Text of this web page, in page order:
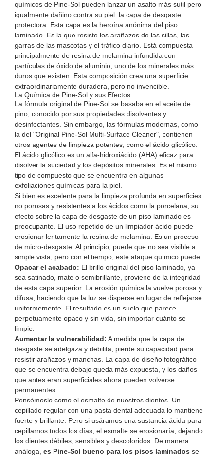
químicos de Pine-Sol pueden lanzar un asalto más sutil pero
igualmente dañino contra su piel: la capa de desgaste
protectora. Esta capa es la heroína anónima del piso
laminado. Es la que resiste los arañazos de las sillas, las
garras de las mascotas y el tráfico diario. Está compuesta
principalmente de resina de melamina infundida con
partículas de óxido de aluminio, uno de los minerales más
duros que existen. Esta composición crea una superficie
extraordinariamente duradera, pero no invencible.
La Química de Pine-Sol y sus Efectos
La fórmula original de Pine-Sol se basaba en el aceite de
pino, conocido por sus propiedades disolventes y
desinfectantes. Sin embargo, las fórmulas modernas, como
la del "Original Pine-Sol Multi-Surface Cleaner", contienen
otros agentes de limpieza potentes, como el ácido glicólico.
El ácido glicólico es un alfa-hidroxiácido (AHA) eficaz para
disolver la suciedad y los depósitos minerales. Es el mismo
tipo de compuesto que se encuentra en algunas
exfoliaciones químicas para la piel.
Si bien es excelente para la limpieza profunda en superficies
no porosas y resistentes a los ácidos como la porcelana, su
efecto sobre la capa de desgaste de un piso laminado es
preocupante. El uso repetido de un limpiador ácido puede
erosionar lentamente la resina de melamina. Es un proceso
de micro-desgaste. Al principio, puede que no sea visible a
simple vista, pero con el tiempo, este ataque químico puede:
Opacar el acabado: El brillo original del piso laminado, ya
sea satinado, mate o semibrillante, proviene de la integridad
de esta capa superior. La erosión química la vuelve porosa y
difusa, haciendo que la luz se disperse en lugar de reflejarse
uniformemente. El resultado es un suelo que parece
perpetuamente opaco y sin vida, sin importar cuánto se
limpie.
Aumentar la vulnerabilidad: A medida que la capa de
desgaste se adelgaza y debilita, pierde su capacidad para
resistir arañazos y manchas. La capa de diseño fotográfico
que se encuentra debajo queda más expuesta, y los daños
que antes eran superficiales ahora pueden volverse
permanentes.
Pensémoslo como el esmalte de nuestros dientes. Un
cepillado regular con una pasta dental adecuada lo mantiene
fuerte y brillante. Pero si usáramos una sustancia ácida para
cepillarnos todos los días, el esmalte se erosionaría, dejando
los dientes débiles, sensibles y descoloridos. De manera
análoga,es Pine-Sol bueno para los pisos laminados se